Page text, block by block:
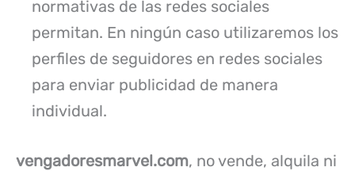
normativas de las redes sociales
permitan. En ningún caso utilizaremos los
perfiles de seguidores en redes sociales
para enviar publicidad de manera
individual.
vengadoresmarvel.com, no vende, alquila ni